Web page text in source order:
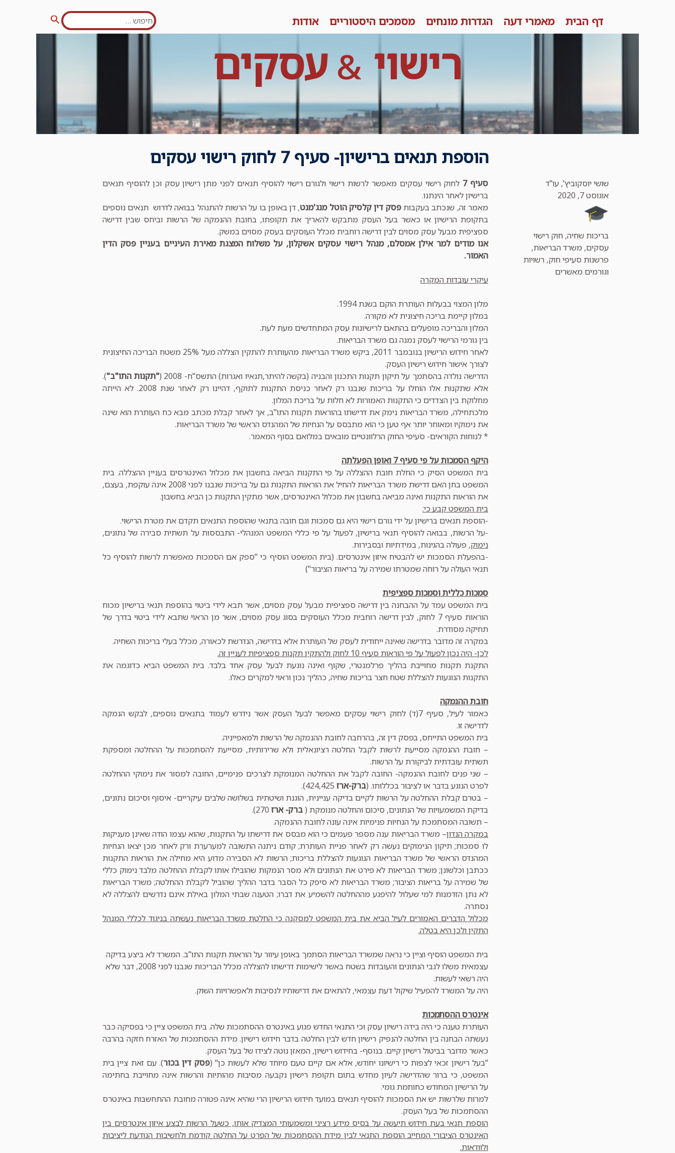
חפש:
חיפוש דף הבית מאמרי דעה הגדרות מונחים מסמכים היסטוריים אודות
רישוי&עסקים
הוספת תנאים ברישיון- סעיף 7 לחוק רישוי עסקים
שושי יוסקוביץ', עו"ד
אוגוסט 7, 2020
קטגוריות
בריכות שחיה, חוק רישוי
עסקים, משרד הבריאות,
פרשנות סעיפי חוק, רשויות
וגורמים מאשרים
סעיף 7
לחוק רישוי עסקים מאפשר לרשות רישוי ולגורם רישוי להוסיף תנאים לפני מתן רישיון עסק וכן להוסיף תנאים
ברישיון לאחר הינתנו.
מאמר זה, שנכתב בעקבותפסק דין קלסיק הוטל מנג'מנט, דן באופן בו על הרשות להתנהל בבואה לדרוש תנאים נוספים
בתקופת הרישיון או כאשר בעל העסק מתבקש להאריך את תקופתו, בחובת ההנמקה של הרשות וביחס שבין דרישה
ספציפית מבעל עסק מסוים לבין דרישה רוחבית מכלל העוסקים בעסק מסוים במשק.
אנו מודים למר אילן אמסלם, מנהל רישוי עסקים אשקלון, על משלוח המצגת מאירת העיניים בעניין פסק הדין
האמור.
עיקרי עובדות המקרה
מלון המצוי בבעלות העותרת הוקם בשנת 1994.
במלון קיימת בריכה חיצונית לא מקורה.
המלון והבריכה מופעלים בהתאם לרישיונות עסק המתחדשים מעת לעת.
בין גורמי הרישוי לעסק נמנה גם משרד הבריאות.
לאחר חידוש הרישיון בנובמבר 2011, ביקש משרד הבריאות מהעותרת להתקין הצללה מעל 25% משטח הבריכה החיצונית
לצורך אישור חידוש רישיון העסק.
הדרישה נולדה בהסתמך על תיקון תקנות התכנון והבניה (בקשה להיתר,תנאיו ואגרות) התשס"ח- 2008 (
"תקנות התו"ב").
אלא שתקנות אלו הוחלו על בריכות שנבנו רק לאחר כניסת התקנות לתוקף, דהיינו רק לאחר שנת 2008. לא הייתה
מחלוקת בין הצדדים כי התקנות האמורות לא חלות על בריכת המלון.
מלכתחילה, משרד הבריאות נימק את דרישתו בהוראות תקנות התו"ב, אך לאחר קבלת מכתב מבא כח העותרת הוא שינה
את נימוקיו ומאוחר יותר אף טען כי הוא מתבסס על הנחיות של המהנדס הראשי של משרד הבריאות.
* לנוחות הקוראים- סעיפי החוק הרלוונטיים מובאים במלואם בסוף המאמר.
היקף הסמכות על פי סעיף 7 ואופן הפעלתה
בית המשפט הסיק כי החלת חובת ההצללה על פי התקנות הביאה בחשבון את מכלול האינטרסים בעניין ההצללה. בית
המשפט בחן האם דרישת משרד הבריאות להחיל את הוראות התקנות גם על בריכות שנבנו לפני 2008 אינה עוקפת, בעצם,
את הוראות התקנות ואינה מביאה בחשבון את מכלול האינטרסים, אשר מתקין התקנות כן הביא בחשבון.
בית המשפט קבע כי:
-הוספת תנאים ברישיון על ידי גורם רישוי היא גם סמכות וגם חובה בתנאי שהוספת התנאים תקדם את מטרת הרישוי.
-על הרשות, בבואה להוסיף תנאי ברישיון, לפעול על פי כללי המשפט המנהלי- התבססות על תשתית סבירה של נתונים,
נימוק, פעולה בהגינות, במידתיות ובסבירות.
-בהפעלת הסמכות יש להבטיח איזון אינטרסים. (בית המשפט הוסיף כי "ספק אם הסמכות מאפשרת לרשות להוסיף כל
תנאי העולה על רוחה שמטרתו שמירה על בריאות הציבור")
סמכות כללית וסמכות ספציפית
בית המשפט עמד על ההבחנה בין דרישה ספציפית מבעל עסק מסוים, אשר תבא לידי ביטוי בהוספת תנאי ברישיון מכוח
הוראות סעיף 7 לחוק, לבין דרישה רוחבית מכלל העוסקים בסוג עסק מסוים, אשר מן הראוי שתבא לידי ביטוי בדרך של
תחיקה מסודרת.
במקרה זה מדובר בדרישה שאינה ייחודית לעסק של העותרת אלא בדרישה, הנדרשת לכאורה, מכלל בעלי בריכות השחיה.
לכן- היה נכון לפעול על פי הוראות סעיף 10 לחוק ולהתקין תקנות ספציפיות לעניין זה.
התקנת תקנות מחוייבת בהליך פרלמנטרי, שקוף ואינה נוגעת לבעל עסק אחד בלבד. בית המשפט הביא כדוגמה את
התקנות הנוגעות להצללת שטח חצר בריכות שחיה, כהליך נכון וראוי למקרים כאלו.
חובת ההנמקה
כאמור לעיל, סעיף 7(ד) לחוק רישוי עסקים מאפשר לבעל העסק אשר נידרש לעמוד בתנאים נוספים, לבקש הנמקה
לדרישה זו.
בית המשפט התייחס, בפסק דין זה, בהרחבה לחובת ההנמקה של הרשות ולמאפייניה.
– חובת ההנמקה מסייעת לרשות לקבל החלטה רציונאלית ולא שרירותית, מסייעת להסתמכות על ההחלטה ומספקת
תשתית עובדתית לביקורת על הרשות.
– שני פנים לחובת ההנמקה- החובה לקבל את ההחלטה המנומקת לצרכים פנימיים, החובה למסור את נימוקי ההחלטה
לפרט הנוגע בדבר או לציבור בכללותו. (ברק-ארז
– בטרם קבלת ההחלטה על הרשות לקיים בדיקה עניינית, הוגנת ושיטתית בשלושה שלבים עיקריים- איסוף וסיכום נתונים,
בדיקת המשמעויות של הנתונים, סיכום והחלטה מנומקת (ברק- ארז
– תשובה המסתמכת על הנחיות פנימיות אינה עונה לחובת ההנמקה.
במקרה הנדון– משרד הבריאות ענה מספר פעמים כי הוא מבסס את דרישתו על התקנות, שהוא עצמו הודה שאינן מעניקות
לו סמכות; תיקון הנימוקים נעשה רק לאחר פניית העותרת; קודם ניתנה התשובה למערערת ורק לאחר מכן יצאו הנחיות
המהנדס הראשי של משרד הבריאות הנוגעות להצללת בריכות; הרשות לא הסבירה מדוע היא מחילה את הוראות התקנות
ככתבן וכלשונן; משרד הבריאות לא פירט את הנתונים ולא מסר הנמקות שהובילו אותו לקבלת ההחלטה מלבד נימוק כללי
של שמירה על בריאות הציבור; משרד הבריאות לא סיפק כל הסבר בדבר ההליך שהוביל לקבלת ההחלטה; משרד הבריאות
לא נתן הזדמנות למי שעלול להיפגע מההחלטה להשמיע את דברו; הטענה שבתי המלון באילת אינם נדרשים להצללה לא
נסתרה.
מכלול הדברים האמורים לעיל הביא את בית המשפט למסקנה כי החלטת משרד הבריאות נעשתה בניגוד לכללי המנהל
התקין ולכן היא בטלה.
בית המשפט הוסיף וציין כי נראה שמשרד הבריאות הסתמך באופן עיוור על הוראות תקנות התו"ב. המשרד לא ביצע בדיקה
עצמאית משלו לגבי הנתונים והעובדות בשטח באשר לישימות דרישתו להצללה מכלל הבריכות שנבנו לפני 2008, דבר שלא
היה רשאי לעשות.
היה על המשרד להפעיל שיקול דעת עצמאי, להתאים את דרישותיו לנסיבות ולאפשרויות השוק.
אינטרס ההסתמכות
העותרת טענה כי היה בידה רישיון עסק וכי התנאי החדש פגוע באינטרס ההסתמכות שלה. בית המשפט ציין כי בפסיקה כבר
נעשתה הבחנה בין החלטה להנפיק רישיון חדש לבין החלטה בדבר חידוש רישיון. מידת ההסתמכות של האזרח חזקה בהרבה
כאשר מדובר בביטול רישיון קיים. בנוסף- בחידוש רישיון, המאזן נוטה לצידו של בעל העסק.
"בעל רישיון זכאי לצפות כי רישיונו יחודש, אלא אם קיים טעם מיוחד שלא לעשות כן" (פסק דין בכור). עם זאת ציין בית
המשפט, כי ברור שהדרישה לעיון מחדש בתום תקופת רישיון נקבעה מסיבות מהותיות והרשות אינה מחוייבת בחתימה
על הרישיון המחודש כחותמת גומי.
למרות שלרשות יש את הסמכות להוסיף תנאים במועד חידוש הרישיון הרי שהיא אינה פטורה מחובת ההתחשבות באינטרס
ההסתמכות של בעל העסק.
הוספת תנאי בעת חידוש תיעשה על בסיס מידע רציני ומשמעותי המצדיק אותו, כשעל הרשות לבצע איזון אינטרסים בין
האינטרס הציבורי המחייב הוספת התנאי לבין מידת ההסתמכות של הפרט על החלטה קודמת ולחשיבות הנודעת ליציבות
ולוודאות.